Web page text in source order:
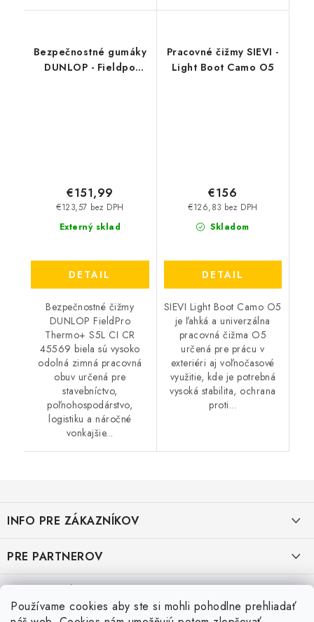
Používame cookies aby ste si mohli pohodlne prehliadať
Bezpečnostné gumáky
DUNLOP - Fieldpo
Externý sklad
€123,57 bez DPH
€151,99
DETAIL
Bezpečnostné čižmy
DUNLOP FieldPro
Thermo+ S5L CI CR
45569 biela sú vysoko
odolná zimná pracovná
obuv určená pre
stavebníctvo,
poľnohospodárstvo,
logistiku a náročné
vonkajšie...
Pracovné čižmy SIEVI -
Light Boot Camo O5
Skladom
€126,83 bez DPH
€156
DETAIL
SIEVI Light Boot Camo O5
je ľahká a univerzálna
pracovná čižma O5
určená pre prácu v
exteriéri aj voľnočasové
využitie, kde je potrebná
vysoká stabilita, ochrana
proti...
p
ä
i
INFO PRE ZÁKAZNÍKOV
OBCHODNÉ PODMIENKY
OCHRANA OSOBNÝCH ÚDAJOV
PRE PARTNEROV
KATALÓG OBUVI A OPP ČERVA
KATALÓG OBUVI A OPP CXS
Veľkostná tabuľka obuvi SKECHER